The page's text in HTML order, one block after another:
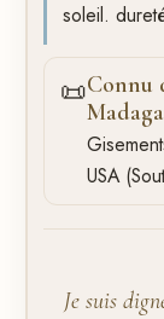
soleil.
📜Connu
USA
Je suis